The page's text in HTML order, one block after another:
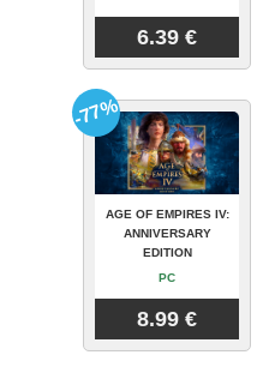
6.39 €
AGE OF EMPIRES IV:
ANNIVERSARY
EDITION
PC
8.99 €
-77%